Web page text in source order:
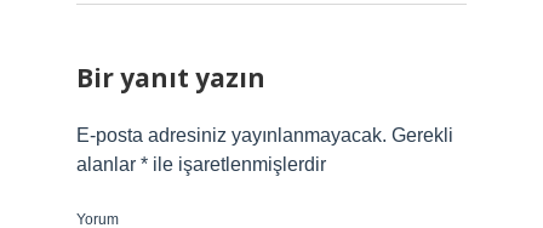
Bir yanıt yazın
E-posta adresiniz yayınlanmayacak. Gerekli
alanlar * ile işaretlenmişlerdir
Yorum